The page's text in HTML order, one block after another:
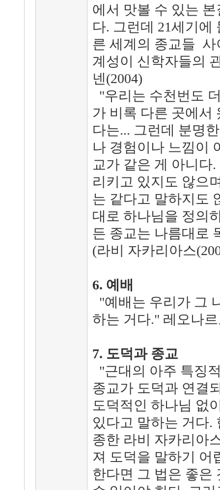
에서 맛볼 수 있는
다. 그런데 21세기에
른 세계의 종교들
계성이 신학자들의
넨(2004)
"우리는 수천번도
가 비록 다른 곳에서
다는... 그런데 분명
나 경험이나 느낌이
교가 같은 게 아니다
리키고 있지도 않으
는 같다고 말하지도
대로 하나님을 정의
든 종교는 나름대로
(라비 자카리아스
6. 예배
"예배는 우리가 그
하는 거다." 레오나
7. 도덕과 종교
"근대의 아주 특징
종교가 도덕과 연결
도덕적인 하나님 없
있다고 말하는 거다.
종한 라비 자카리아
져 도덕을 말하기 어
한다면 그 법은 좋은